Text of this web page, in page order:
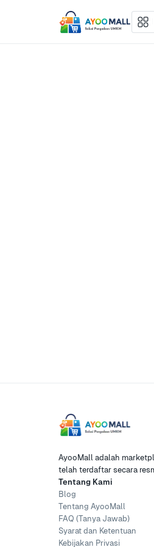
AyooMall adalah
telah terdaftar secara
Tentang Kami
Blog
Tentang AyooMall
FAQ (Tanya Jawab)
Syarat dan Ketentuan
Kebijakan Privasi